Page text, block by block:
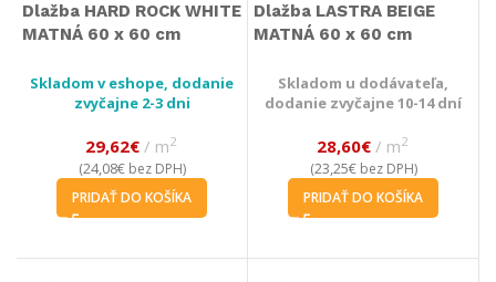
Dlažba HARD ROCK WHITE
MATNÁ 60 x 60 cm
Skladom v eshope, dodanie
zvyčajne 2-3 dni
29,62€ m2
(24,08€bez DPH)
PRIDAŤ DO KOŠÍKA
Dlažba LASTRA BEIGE
MATNÁ 60 x 60 cm
Skladom u dodávateľa,
dodanie zvyčajne 10-14 dní
28,60€ m2
(23,25€bez DPH)
PRIDAŤ DO KOŠÍKA